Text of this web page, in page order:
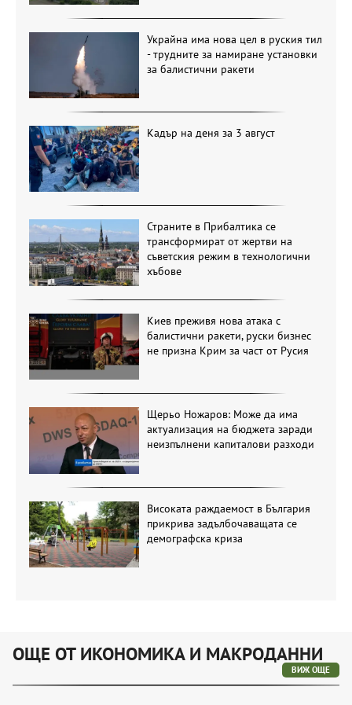
Украйна има нова цел в руския тил
- трудните за намиране установки
за балистични ракети
Кадър на деня за 3 август
Страните в Прибалтика се
трансформират от жертви на
съветския режим в технологични
хъбове
Киев преживя нова атака с
балистични ракети, руски бизнес
не призна Крим за част от Русия
Щерьо Ножаров: Може да има
актуализация на бюджета заради
неизпълнени капиталови разходи
Високата раждаемост в България
прикрива задълбочаващата се
демографска криза
ОЩЕ ОТ ИКОНОМИКА И МАКРОДАННИ
ВИЖ ОЩЕ